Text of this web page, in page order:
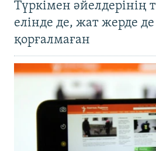
Түркімен әйелдерінің
елінде де, жат жерде
қорғалмаған